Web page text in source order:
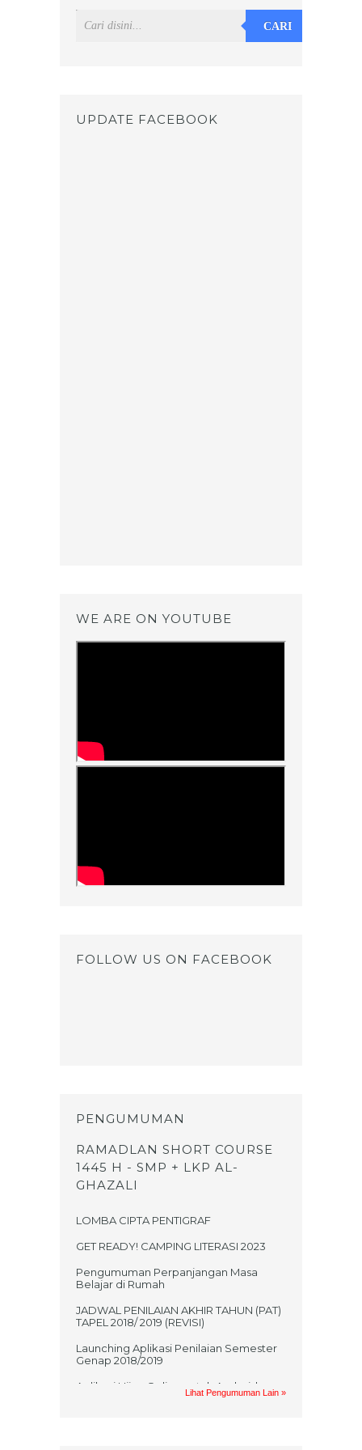
CARI
UPDATE FACEBOOK
WE ARE ON YOUTUBE
FOLLOW US ON FACEBOOK
PENGUMUMAN
RAMADLAN SHORT COURSE
1445 H - SMP + LKP AL-
GHAZALI
LOMBA CIPTA PENTIGRAF
GET READY! CAMPING LITERASI 2023
Pengumuman Perpanjangan Masa
Belajar di Rumah
JADWAL PENILAIAN AKHIR TAHUN (PAT)
TAPEL 2018/ 2019 (REVISI)
Launching Aplikasi Penilaian Semester
Genap 2018/2019
Aplikasi Ujian Online untuk Android
Lihat Pengumuman Lain »